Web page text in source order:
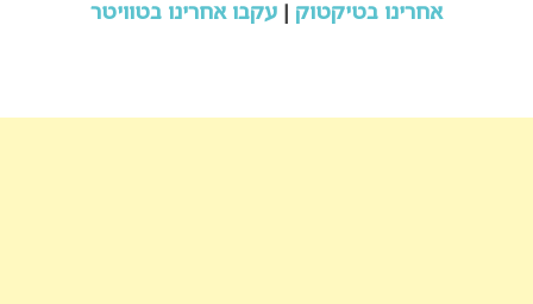
אחרינו בטיקטוק| עקבו אחרינו בטוויטר